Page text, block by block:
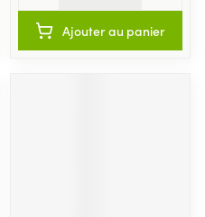
Ajouter au panier